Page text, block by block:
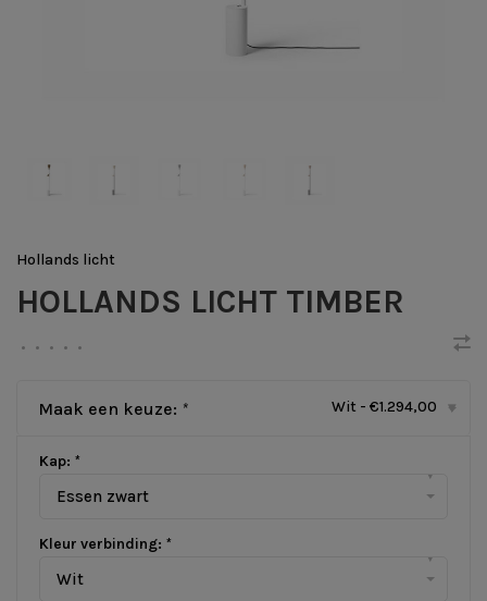
Hollands licht
HOLLANDS LICHT TIMBER
• • • • •
Maak een keuze: * Wit - €1.294,00 ▾
Kap: *
Essen zwart
▾
Kleur verbinding: *
Wit
▾